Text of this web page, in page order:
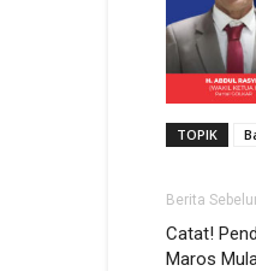
TOPIK
Berita
Catat!
Maros